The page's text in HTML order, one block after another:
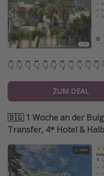
👇 👇 👇 👇 👇 👇 👇 👇 👇 👇 👇
ZUM DEAL
🇧🇬 1 Woche an der
Transfer, 4* Hotel &